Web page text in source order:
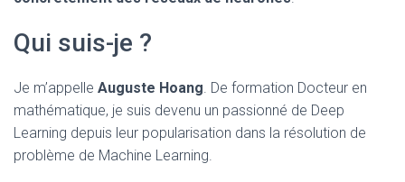
Qui suis-je ?
Je m’appelle Auguste Hoang. De formation Docteur en
mathématique, je suis devenu un passionné de Deep
Learning depuis leur popularisation dans la résolution de
problème de Machine Learning.